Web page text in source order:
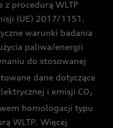
procedurą WLTP
(UE) 2017/1151.
warunki badania
paliwa/energii
do stosowanej
dane dotyczące
i emisji CO2
homologacji typu
WLTP. Więcej